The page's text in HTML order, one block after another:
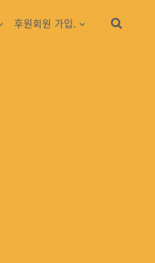
후원회원 가입.